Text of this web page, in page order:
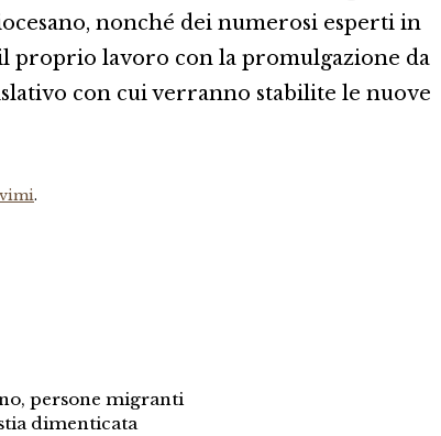
nonché dei numerosi esperti in
proprio lavoro con la promulgazione da
con cui verranno stabilite le nuove
.
,persone migranti
dimenticata